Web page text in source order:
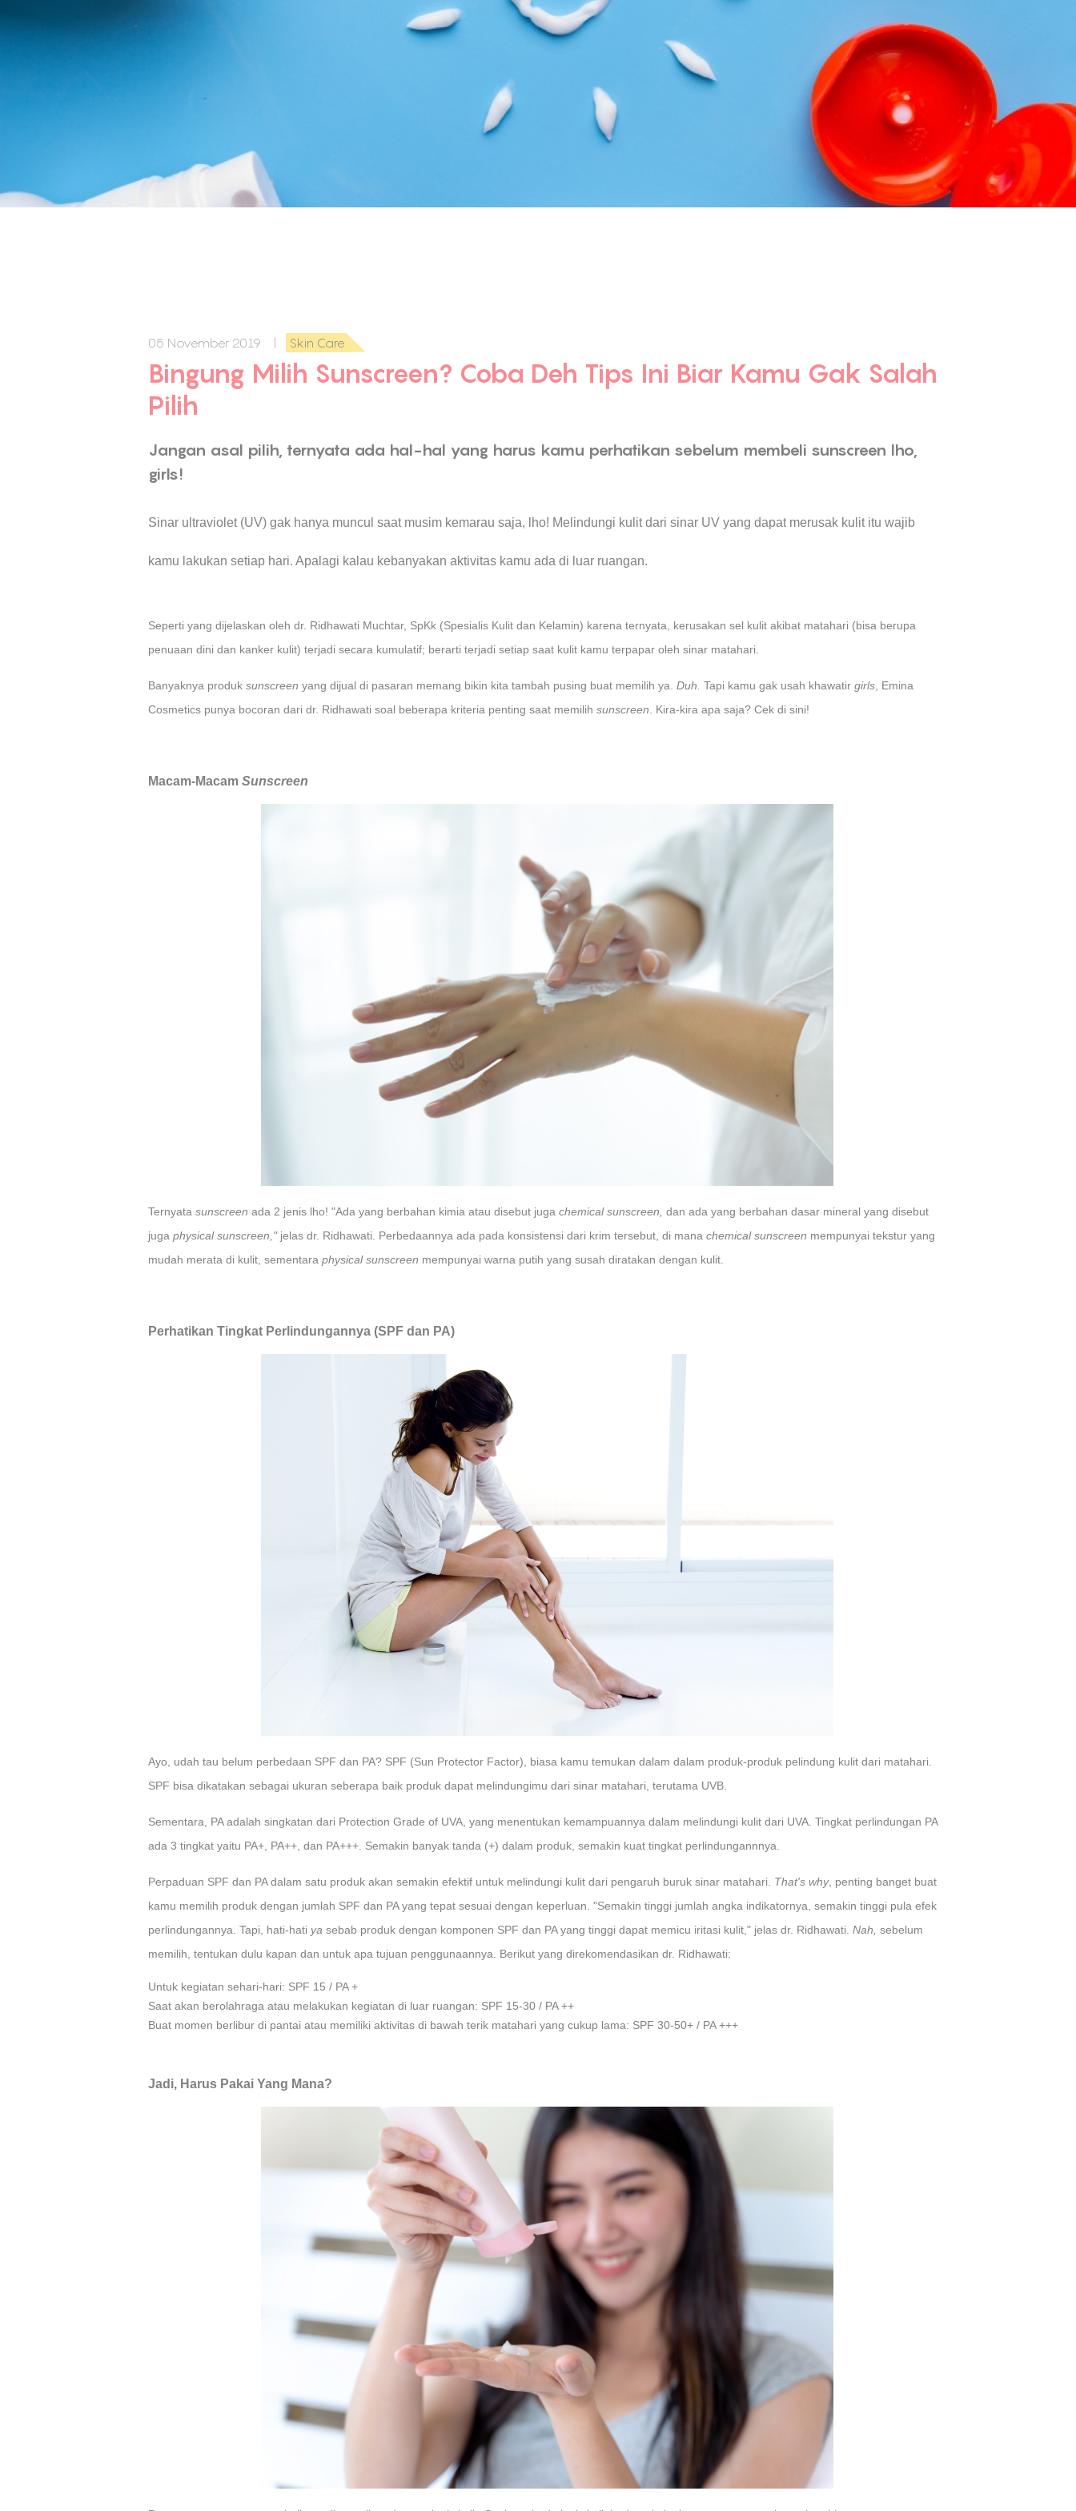
05 November 2019 | Skin Care
Bingung Milih Sunscreen? Coba Deh Tips Ini Biar Kamu Gak Salah
Pilih
Jangan asal pilih, ternyata ada hal-hal yang harus kamu perhatikan sebelum membeli sunscreen lho,
girls!
Sinar ultraviolet (UV) gak hanya muncul saat musim kemarau saja, lho! Melindungi kulit dari sinar UV yang dapat merusak kulit itu wajib
kamu lakukan setiap hari. Apalagi kalau kebanyakan aktivitas kamu ada di luar ruangan.
Seperti yang dijelaskan oleh dr. Ridhawati Muchtar, SpKk (Spesialis Kulit dan Kelamin) karena ternyata, kerusakan sel kulit akibat matahari (bisa berupa
penuaan dini dan kanker kulit) terjadi secara kumulatif; berarti terjadi setiap saat kulit kamu terpapar oleh sinar matahari.
Banyaknya produk sunscreen yang dijual di pasaran memang bikin kita tambah pusing buat memilih ya. Duh. Tapi kamu gak usah khawatir girls , Emina
Cosmetics punya bocoran dari dr. Ridhawati soal beberapa kriteria penting saat memilih sunscreen . Kira-kira apa saja? Cek di sini!
Macam-Macam Sunscreen
Ternyata sunscreen ada 2 jenis lho! "Ada yang berbahan kimia atau disebut juga chemical sunscreen, dan ada yang berbahan dasar mineral yang disebut
juga physical sunscreen,"jelas dr. Ridhawati. Perbedaannya ada pada konsistensi dari krim tersebut, di mana chemical sunscreen mempunyai tekstur yang
mudah merata di kulit, sementara physical sunscreen mempunyai warna putih yang susah diratakan dengan kulit.
Perhatikan Tingkat Perlindungannya (SPF dan PA)
Ayo, udah tau belum perbedaan SPF dan PA? SPF (Sun Protector Factor), biasa kamu temukan dalam dalam produk-produk pelindung kulit dari matahari.
SPF bisa dikatakan sebagai ukuran seberapa baik produk dapat melindungimu dari sinar matahari, terutama UVB.
Sementara, PA adalah singkatan dari Protection Grade of UVA, yang menentukan kemampuannya dalam melindungi kulit dari UVA. Tingkat perlindungan PA
ada 3 tingkat yaitu PA+, PA++, dan PA+++. Semakin banyak tanda (+) dalam produk, semakin kuat tingkat perlindungannnya.
Perpaduan SPF dan PA dalam satu produk akan semakin efektif untuk melindungi kulit dari pengaruh buruk sinar matahari. That's why, penting banget buat
kamu memilih produk dengan jumlah SPF dan PA yang tepat sesuai dengan keperluan. "Semakin tinggi jumlah angka indikatornya, semakin tinggi pula efek
perlindungannya. Tapi, hati-hati ya sebab produk dengan komponen SPF dan PA yang tinggi dapat memicu iritasi kulit," jelas dr. Ridhawati. Nah, sebelum
memilih, tentukan dulu kapan dan untuk apa tujuan penggunaannya. Berikut yang direkomendasikan dr. Ridhawati:
Untuk kegiatan sehari-hari: SPF 15 / PA +
Saat akan berolahraga atau melakukan kegiatan di luar ruangan: SPF 15-30 / PA ++
Buat momen berlibur di pantai atau memiliki aktivitas di bawah terik matahari yang cukup lama: SPF 30-50+ / PA +++
Jadi, Harus Pakai Yang Mana?